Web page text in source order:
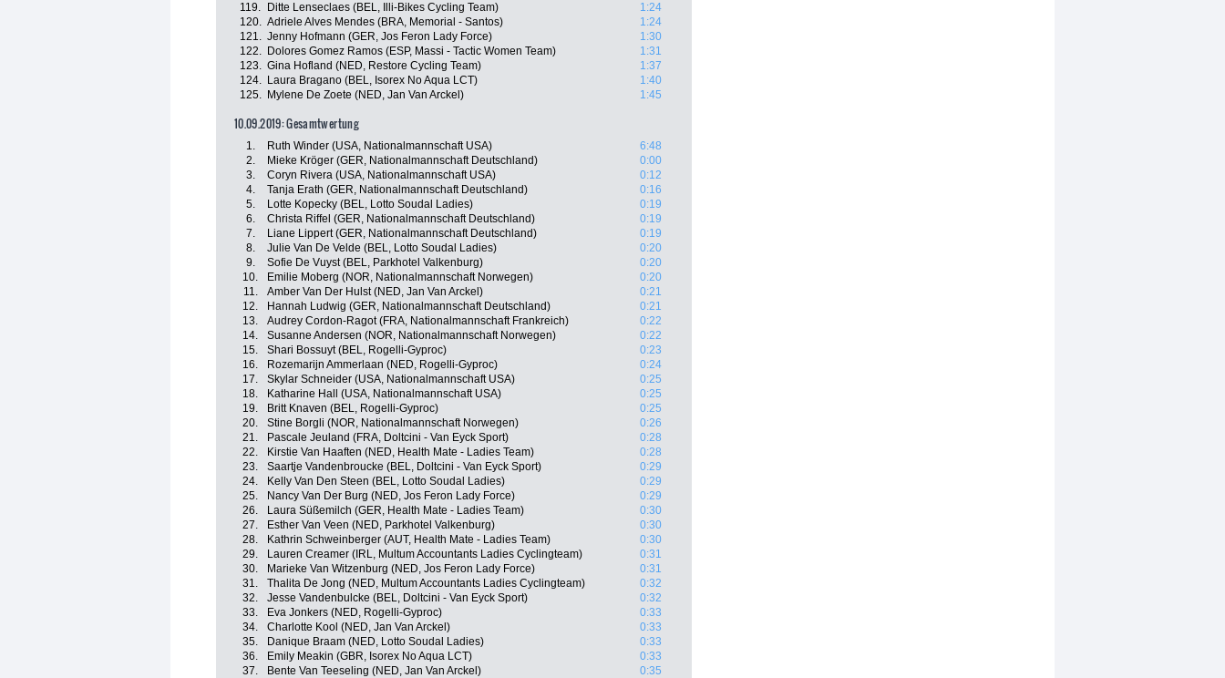
119.
Ditte Lenseclaes (BEL, Illi-Bikes Cycling Team)
1:24
120. Adriele Alves Mendes (BRA, Memorial - Santos)
1:24
121. Jenny Hofmann (GER, Jos Feron Lady Force)
1:30
122.
Dolores Gomez Ramos (ESP, Massi - Tactic Women Team)
1:31
123. Gina Hofland (NED, Restore Cycling Team)
1:37
124.
Laura Bragano (BEL, Isorex No Aqua LCT)
1:40
125.
Mylene De Zoete (NED, Jan Van Arckel) 1:45
10.09.2019: Gesamtwertung
1. Ruth Winder (USA, Nationalmannschaft USA)
6:48
2.
Mieke Kröger (GER, Nationalmannschaft Deutschland)
0:00
3.
Coryn Rivera (USA, Nationalmannschaft USA)
0:12
4.
Tanja Erath (GER, Nationalmannschaft Deutschland)
0:16
5.
Lotte Kopecky (BEL, Lotto Soudal Ladies)
0:19
6.
Christa Riffel (GER, Nationalmannschaft Deutschland)
0:19
7.
Liane Lippert (GER, Nationalmannschaft Deutschland)
0:19
8.
Julie Van De Velde (BEL, Lotto Soudal Ladies)
0:20
9.
Sofie De Vuyst (BEL, Parkhotel Valkenburg)
0:20
10.
Emilie Moberg (NOR, Nationalmannschaft Norwegen)
0:20
11.
Amber Van Der Hulst (NED, Jan Van Arckel)
0:21
12.
Hannah Ludwig (GER, Nationalmannschaft Deutschland)
0:21
13.
Audrey Cordon-Ragot (FRA, Nationalmannschaft Frankreich)
0:22
14.
Susanne Andersen (NOR, Nationalmannschaft Norwegen)
0:22
15.
Shari Bossuyt (BEL, Rogelli-Gyproc)
0:23
16.
Rozemarijn Ammerlaan (NED, Rogelli-Gyproc)
0:24
17.
Skylar Schneider (USA, Nationalmannschaft USA)
0:25
18.
Katharine Hall (USA, Nationalmannschaft USA)
0:25
19.
Britt Knaven (BEL, Rogelli-Gyproc)
0:25
20.
Stine Borgli (NOR, Nationalmannschaft Norwegen)
0:26
21.
Pascale Jeuland (FRA, Doltcini - Van Eyck Sport)
0:28
22.
Kirstie Van Haaften (NED, Health Mate - Ladies Team)
0:28
23.
Saartje Vandenbroucke (BEL, Doltcini - Van Eyck Sport)
0:29
24.
Kelly Van Den Steen (BEL, Lotto Soudal Ladies)
0:29
25.
Nancy Van Der Burg (NED, Jos Feron Lady Force)
0:29
26.
Laura Süßemilch (GER, Health Mate - Ladies Team)
0:30
27.
Esther Van Veen (NED, Parkhotel Valkenburg)
0:30
28.
Kathrin Schweinberger (AUT, Health Mate - Ladies Team)
0:30
29.
Lauren Creamer (IRL, Multum Accountants Ladies Cyclingteam)
0:31
30.
Marieke Van Witzenburg (NED, Jos Feron Lady Force)
0:31
31.
Thalita De Jong (NED, Multum Accountants Ladies Cyclingteam)
0:32
32.
Jesse Vandenbulcke (BEL, Doltcini - Van Eyck Sport)
0:32
33.
Eva Jonkers (NED, Rogelli-Gyproc)
0:33
34.
Charlotte Kool (NED, Jan Van Arckel)
0:33
35.
Danique Braam (NED, Lotto Soudal Ladies)
0:33
36.
Emily Meakin (GBR, Isorex No Aqua LCT)
0:33
37.
Bente Van Teeseling (NED, Jan Van Arckel)
0:35